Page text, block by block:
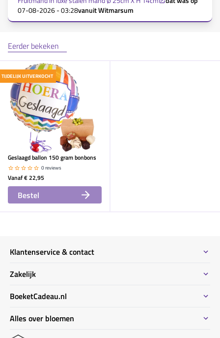
07-08-2026 - 03:28vanuitWitmarsum
Eerder bekeken
TIJDELIJK UITVERKOCHT
Geslaagd ballon 150 gram bonbons
0 reviews
Vanaf€ 22,95
Bestel
Klantenservice & contact
Contact
Bestellen & Betalen
Bezorginformatie
Zakelijk
Bestel informatie zakelijk
Duurzaam
BoeketCadeau.nl
Waarom BoeketCadeau.nl
Alles over bloemen